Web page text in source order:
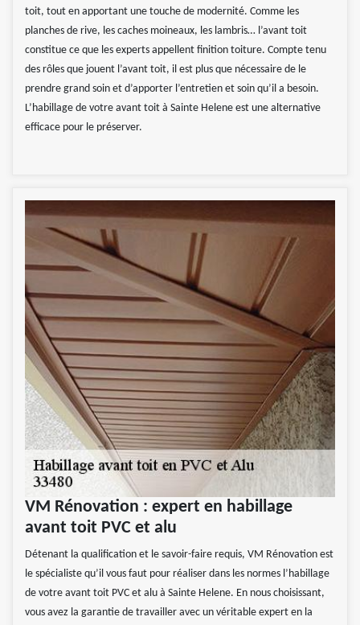
toit, tout en apportant une touche de modernité. Comme les
planches de rive, les caches moineaux, les lambris… l’avant toit
constitue ce que les experts appellent finition toiture. Compte tenu
des rôles que jouent l’avant toit, il est plus que nécessaire de le
prendre grand soin et d’apporter l’entretien et soin qu’il a besoin.
L’habillage de votre avant toit à Sainte Helene est une alternative
efficace pour le préserver.
VM Rénovation : expert en habillage
avant toit PVC et alu
Détenant la qualification et le savoir-faire requis, VM Rénovation est
le spécialiste qu’il vous faut pour réaliser dans les normes l’habillage
de votre avant toit PVC et alu à Sainte Helene. En nous choisissant,
vous avez la garantie de travailler avec un véritable expert en la